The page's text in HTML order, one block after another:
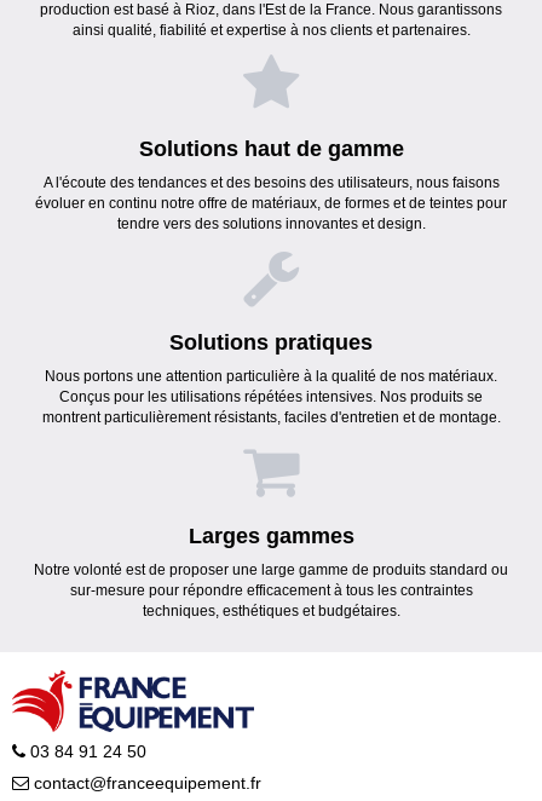
production est basé à Rioz, dans l'Est de la France. Nous garantissons
ainsi qualité, fiabilité et expertise à nos clients et partenaires.
Solutions haut de gamme
A l'écoute des tendances et des besoins des utilisateurs, nous faisons
évoluer en continu notre offre de matériaux, de formes et de teintes pour
tendre vers des solutions innovantes et design.
Solutions pratiques
Nous portons une attention particulière à la qualité de nos matériaux.
Conçus pour les utilisations répétées intensives. Nos produits se
montrent particulièrement résistants, faciles d'entretien et de montage.
Larges gammes
Notre volonté est de proposer une large gamme de produits standard ou
sur-mesure pour répondre efficacement à tous les contraintes
techniques, esthétiques et budgétaires.
03 84 91 24 50
contact@franceequipement.fr